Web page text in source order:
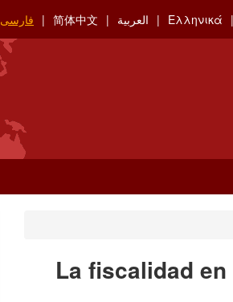
Ελληνικά العربية 简体中文 فارسی
La fiscalidad